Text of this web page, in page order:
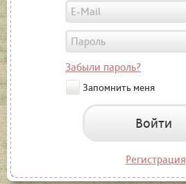
Забыли пароль?
Запомнить меня
Войти
Регистрация